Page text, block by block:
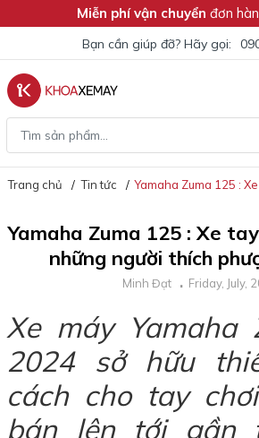
Miễn phí vận chuyển đơn
Bạn cần giúp đỡ? Hãy gọi:
Trang chủ Tin tức Yamaha Zuma 125 :
Yamaha Zuma 125 : Xe
những người thích
Minh Đạt Friday, July,
Xe máy Yamaha
2024 sở hữu
cách cho tay
bán lên tới gần